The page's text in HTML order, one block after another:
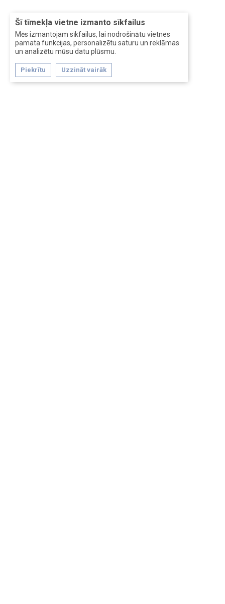
Šī tīmekļa vietne izmanto sīkfailus
Mēs izmantojam sīkfailus, lai nodrošinātu vietnes
pamata funkcijas, personalizētu saturu un reklāmas
un analizētu mūsu datu plūsmu.
Piekrītu Uzzināt vairāk